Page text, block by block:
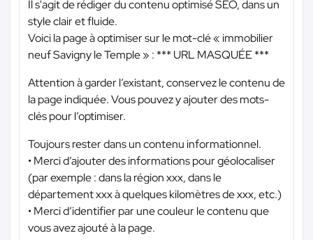
Il s'agit de rédiger du contenu optimisé SEO, dans un
style clair et fluide.
Voici la page à optimiser sur le mot-clé « immobilier
neuf Savigny le Temple » : *** URL MASQUÉE ***
Attention à garder l’existant, conservez le contenu de
la page indiquée. Vous pouvez y ajouter des mots-
clés pour l’optimiser.
Toujours rester dans un contenu informationnel.
• Merci d’ajouter des informations pour géolocaliser
(par exemple : dans la région xxx, dans le
département xxx à quelques kilomètres de xxx, etc.)
• Merci d’identifier par une couleur le contenu que
vous avez ajouté à la page.